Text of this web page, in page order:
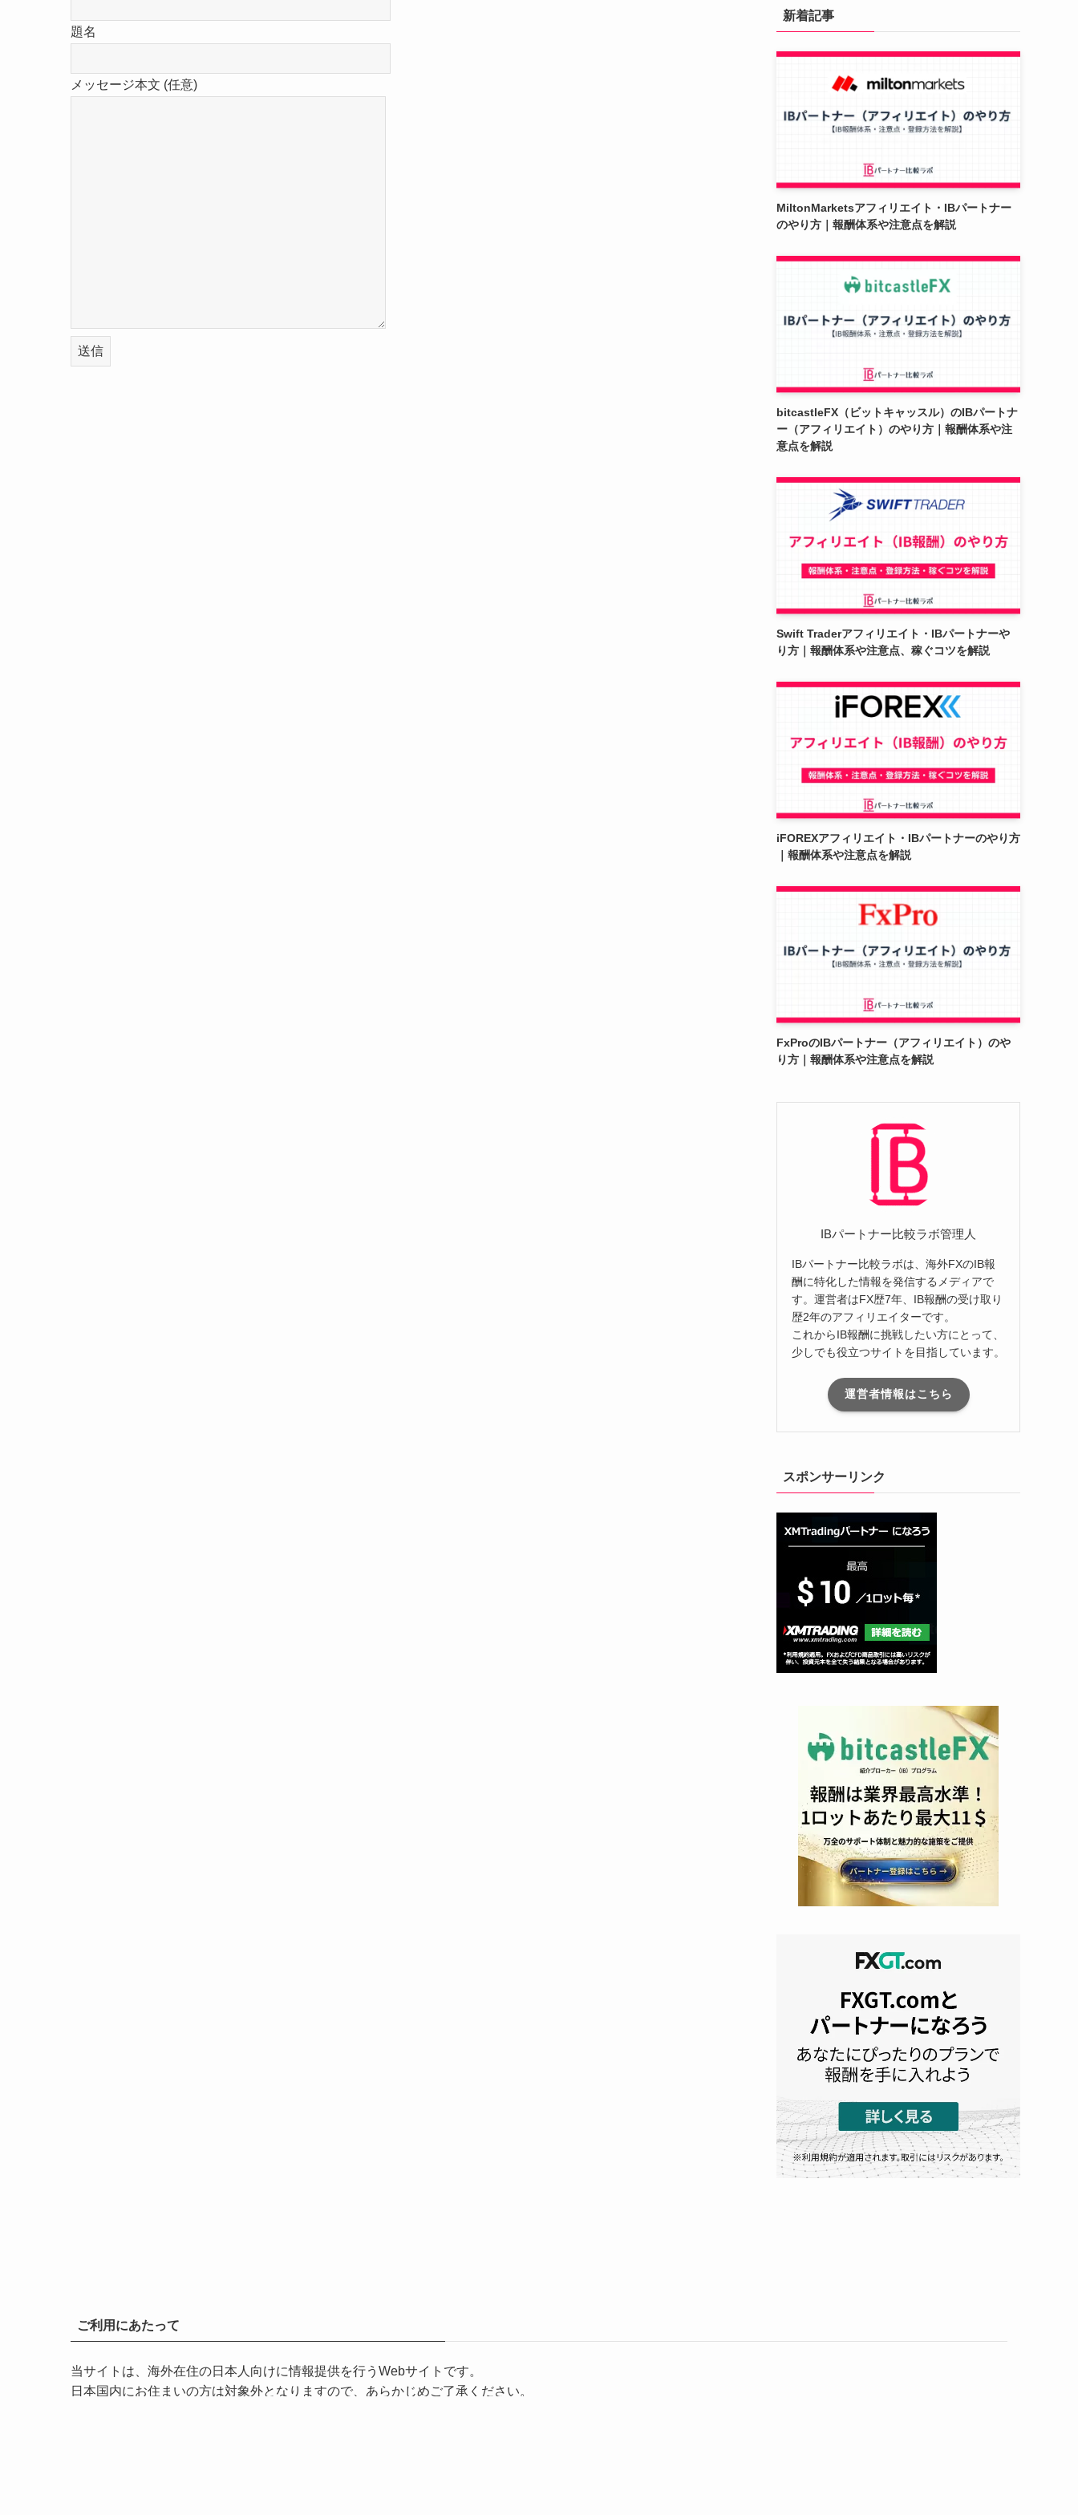
題名
メッセージ本文 (任意)
新着記事
MiltonMarketsアフィリエイト・IBパートナー
のやり方｜報酬体系や注意点を解説
bitcastleFX（ビットキャッスル）のIBパートナ
ー（アフィリエイト）のやり方｜報酬体系や注
意点を解説
Swift Traderアフィリエイト・IBパートナーや
り方｜報酬体系や注意点、稼ぐコツを解説
iFOREXアフィリエイト・IBパートナーのやり方
｜報酬体系や注意点を解説
FxProのIBパートナー（アフィリエイト）のや
り方｜報酬体系や注意点を解説
IBパートナー比較ラボ管理人
IBパートナー比較ラボは、海外FXのIB報
酬に特化した情報を発信するメディアで
す。運営者はFX歴7年、IB報酬の受け取り
歴2年のアフィリエイターです。
これからIB報酬に挑戦したい方にとって、
少しでも役立つサイトを目指しています。
運営者情報はこちら
スポンサーリンク
ご利用にあたって
当サイトは、海外在住の日本人向けに情報提供を行うWebサイトです。
日本国内にお住まいの方は対象外となりますので、あらかじめご了承ください。